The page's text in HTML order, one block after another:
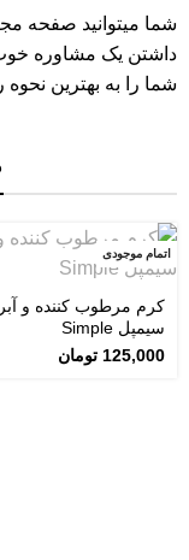
شما میتوانید صفحه
داشتن یک مشاوره خوب
شما را به بهترین نحوه
اتمام موجودی
کرم مرطوب کننده و
سیمپل Simple
125,000 تومان